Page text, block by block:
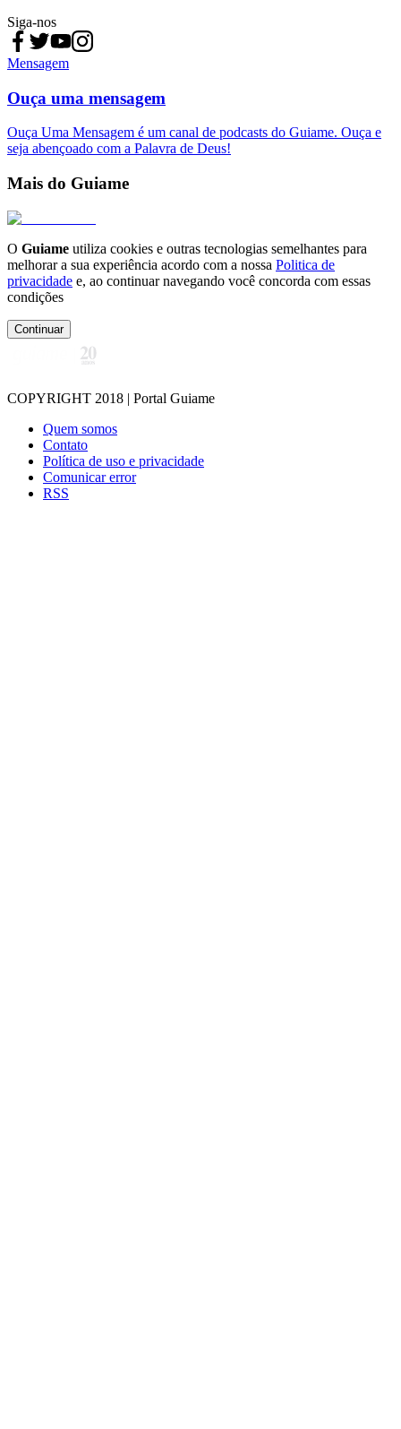
Siga-nos
Mensagem
Ouça uma mensagem
Ouça Uma Mensagem é um canal de podcasts do Guiame. Ouça e
seja abençoado com a Palavra de Deus!
Mais do Guiame
O Guiame utiliza cookies e outras tecnologias semelhantes para
melhorar a sua experiência acordo com a nossa Politica de
privacidade e, ao continuar navegando você concorda com essas
condições
Continuar
COPYRIGHT 2018 | Portal Guiame
Quem somos
Contato
Política de uso e privacidade
Comunicar error
RSS